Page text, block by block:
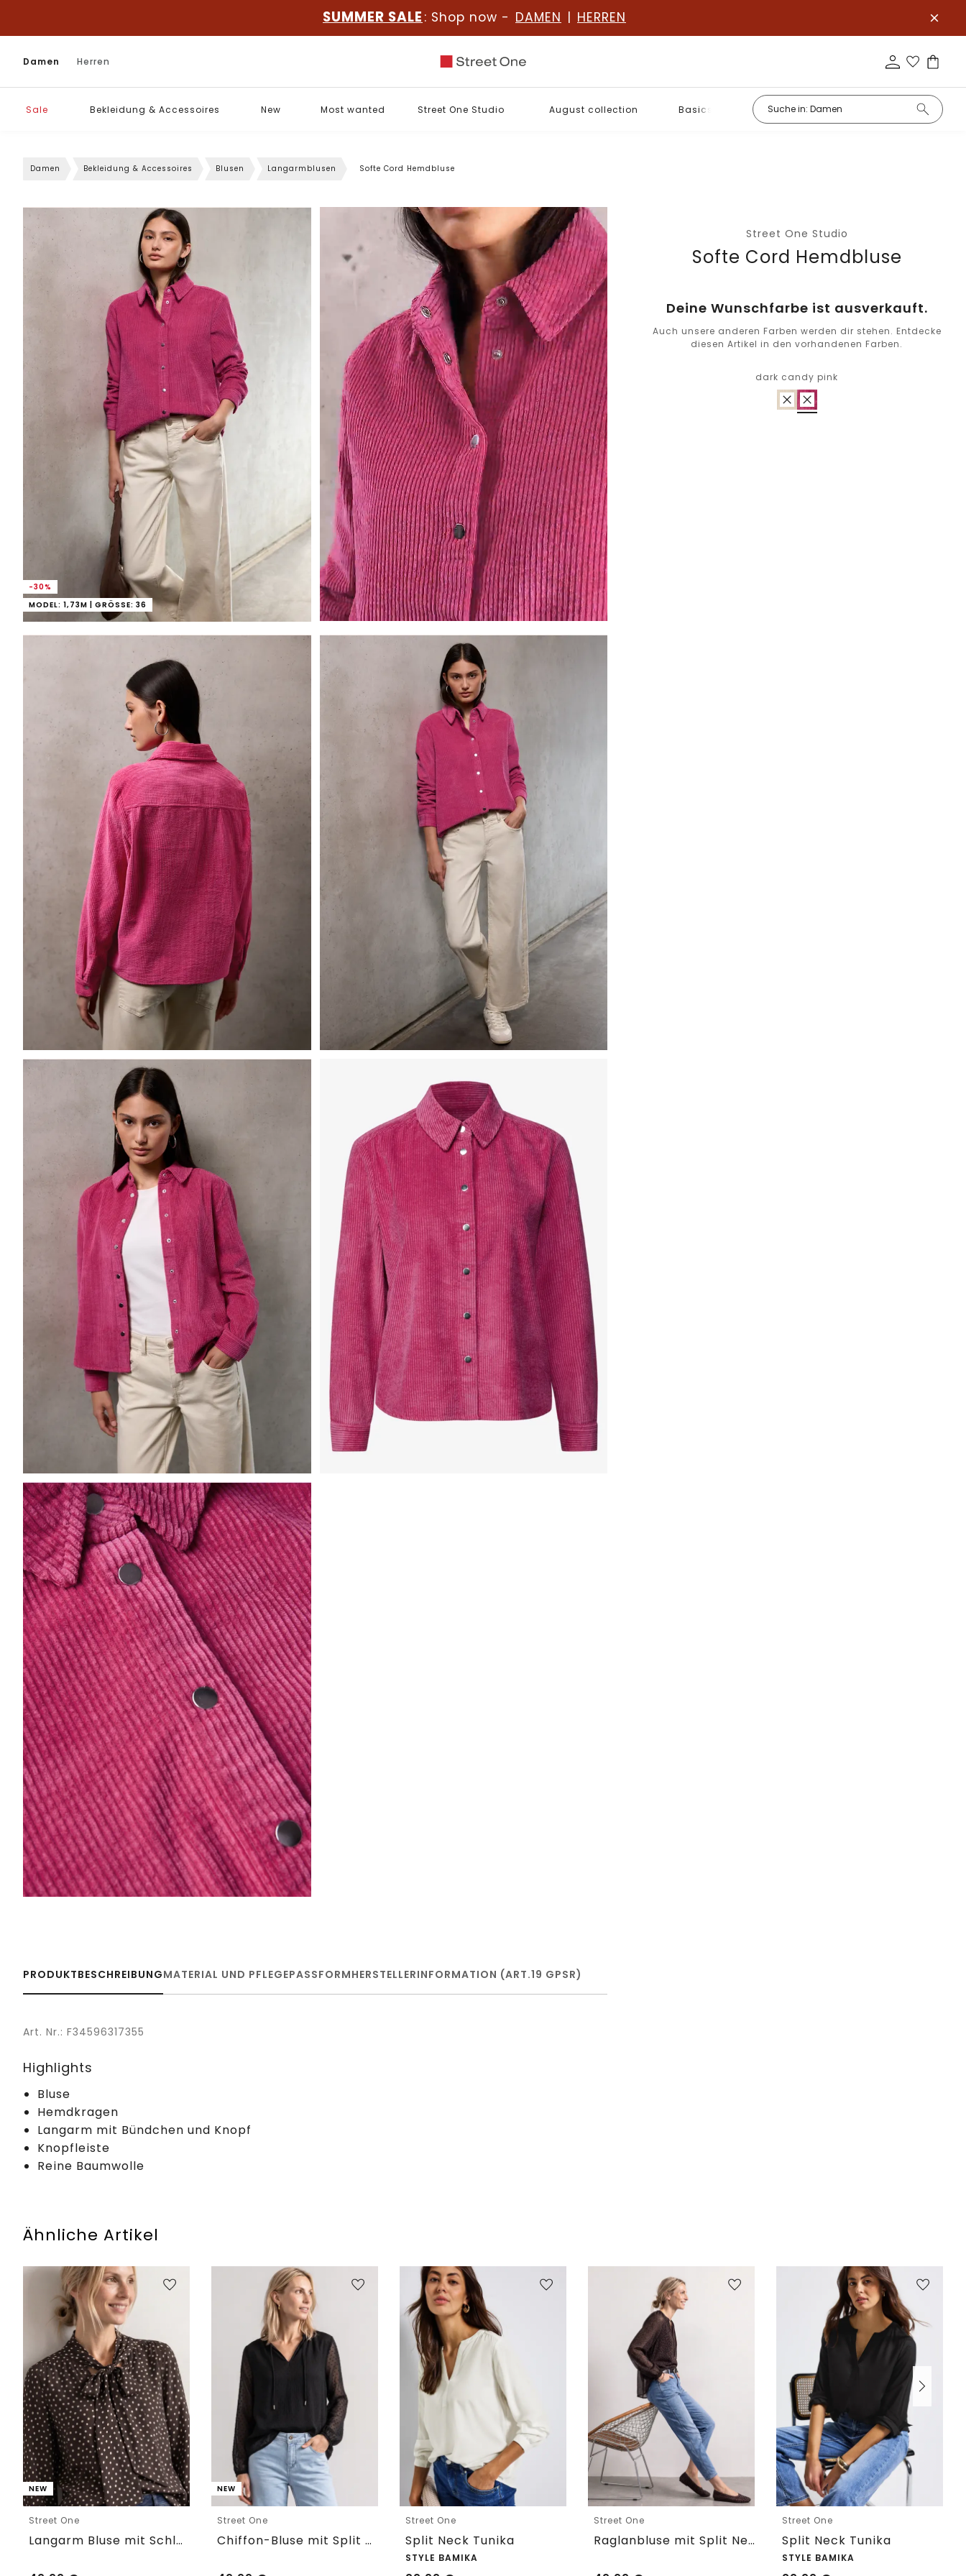
SUMMER SALE : Shop now - DAMEN | HERREN
Damen Herren
Sale Bekleidung & Accessoires New Most wanted Street One Studio August collection Basics
Damen Bekleidung & Accessoires Blusen Langarmblusen Softe Cord Hemdbluse
-30%
MODEL: 1,73M | GRÖSSE: 36
Street One Studio
Softe Cord Hemdbluse
Deine Wunschfarbe ist ausverkauft.
Auch unsere anderen Farben werden dir stehen. Entdecke
diesen Artikel in den vorhandenen Farben.
dark candy pink
PRODUKTBESCHREIBUNGMATERIAL UND PFLEGEPASSFORMHERSTELLERINFORMATION (ART.19 GPSR)
Art. Nr.: F34596317355
Highlights
Bluse
Hemdkragen
Langarm mit Bündchen und Knopf
Knopfleiste
Reine Baumwolle
Ähnliche Artikel
NEW
Street One
Langarm Bluse mit Schleifendetail
NEW
Street One
Chiffon-Bluse mit Split Neck und Bändern
Street One
Split Neck Tunika
STYLE BAMIKA
Street One
Raglanbluse mit Split Neck und Print
Street One
Split Neck Tunika
STYLE BAMIKA